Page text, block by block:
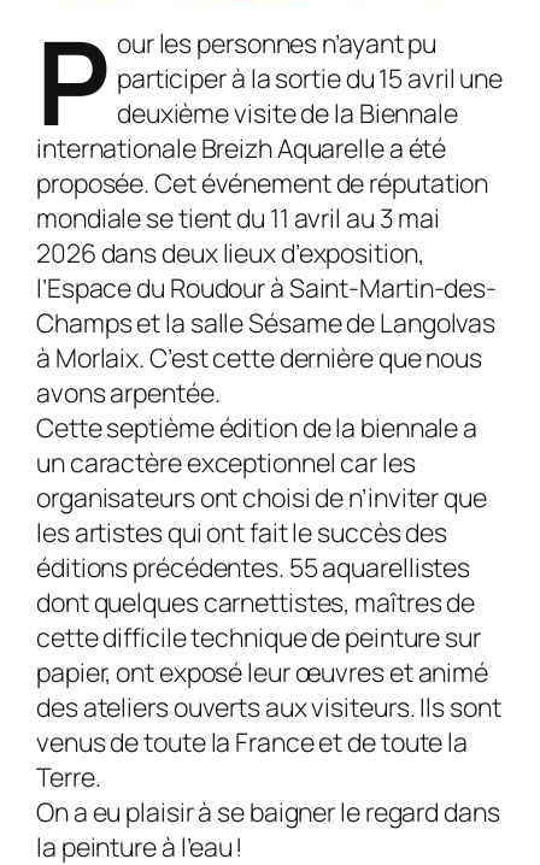
P our les personnes n’ayant pu
participer à la sortie du 15 avril une
deuxième visite de la Biennale
internationale Breizh Aquarelle a été
proposée. Cet événement de réputation
mondiale se tient du 11 avril au 3 mai
2026 dans deux lieux d’expo­sition,
l’Espace du Roudour à Saint-Martin-des-
Champs et la salle Sésame de Langolvas
à Morlaix. C’est cette dernière que nous
avons arpentée.
Cette septième édition de la biennale a
un caractère exceptionnel car les
organisateurs ont choisi de n’inviter que
les artistes qui ont fait le succès des
éditions précédentes. 55 aquarellistes
dont quelques carnettistes, maîtres de
cette difficile technique de peinture sur
papier, ont exposé leur œuvres et animé
des ateliers ouverts aux visiteurs. Ils sont
venus de toute la France et de toute la
Terre.
On a eu plaisir à se baigner le regard dans
la peinture à l’eau !